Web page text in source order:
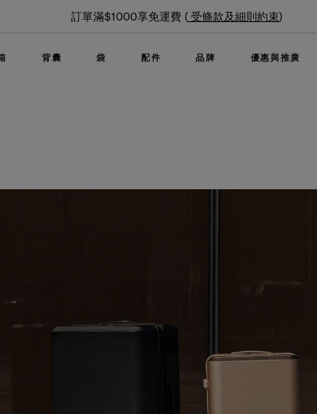
夏日限時優惠: 精選行李箱低至6折
背囊 袋 配件 品牌 優惠與推廣